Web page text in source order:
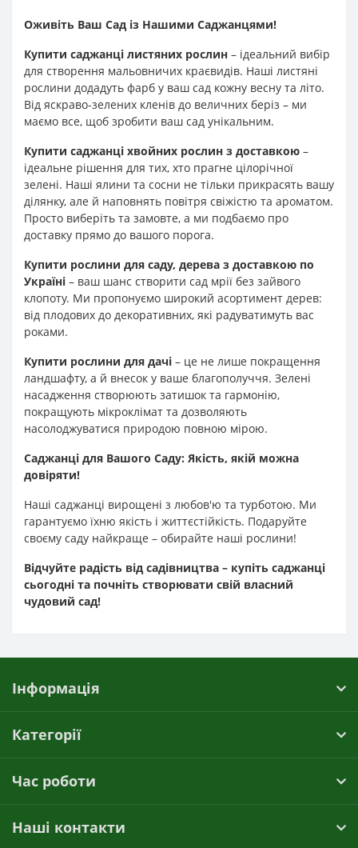
Оживіть Ваш Сад із Нашими Саджанцями!
Купити саджанці листяних рослин – ідеальний вибір
для створення мальовничих краєвидів. Наші листяні
рослини додадуть фарб у ваш сад кожну весну та літо.
Від яскраво-зелених кленів до величних беріз – ми
маємо все, щоб зробити ваш сад унікальним.
Купити саджанці хвойних рослин з доставкою –
ідеальне рішення для тих, хто прагне цілорічної
зелені. Наші ялини та сосни не тільки прикрасять вашу
ділянку, але й наповнять повітря свіжістю та ароматом.
Просто виберіть та замовте, а ми подбаємо про
доставку прямо до вашого порога.
Купити рослини для саду, дерева з доставкою по
Україні – ваш шанс створити сад мрії без зайвого
клопоту. Ми пропонуємо широкий асортимент дерев:
від плодових до декоративних, які радуватимуть вас
роками.
Купити рослини для дачі – це не лише покращення
ландшафту, а й внесок у ваше благополуччя. Зелені
насадження створюють затишок та гармонію,
покращують мікроклімат та дозволяють
насолоджуватися природою повною мірою.
Саджанці для Вашого Саду: Якість, якій можна
довіряти!
Наші саджанці вирощені з любов'ю та турботою. Ми
гарантуємо їхню якість і життєстійкість. Подаруйте
своєму саду найкраще – обирайте наші рослини!
Відчуйте радість від садівництва – купіть саджанці
сьогодні та почніть створювати свій власний
чудовий сад!
Інформація
Категорії
Час роботи
Наші контакти